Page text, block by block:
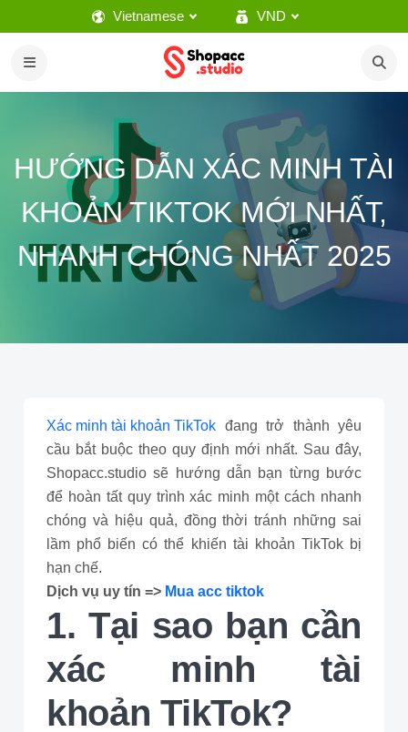
Vietnamese VND
HƯỚNG DẪN XÁC MINH TÀI
KHOẢN TIKTOK MỚI NHẤT,
NHANH CHÓNG NHẤT 2025
Xác minh tài khoản TikTok đang trở thành yêu
cầu bắt buộc theo quy định mới nhất. Sau đây,
Shopacc.studio sẽ hướng dẫn bạn từng bước
để hoàn tất quy trình xác minh một cách nhanh
chóng và hiệu quả, đồng thời tránh những sai
lầm phổ biến có thể khiến tài khoản TikTok bị
hạn chế.
Dịch vụ uy tín => Mua acc tiktok
1. Tại sao bạn cần
xác minh tài
khoản TikTok?